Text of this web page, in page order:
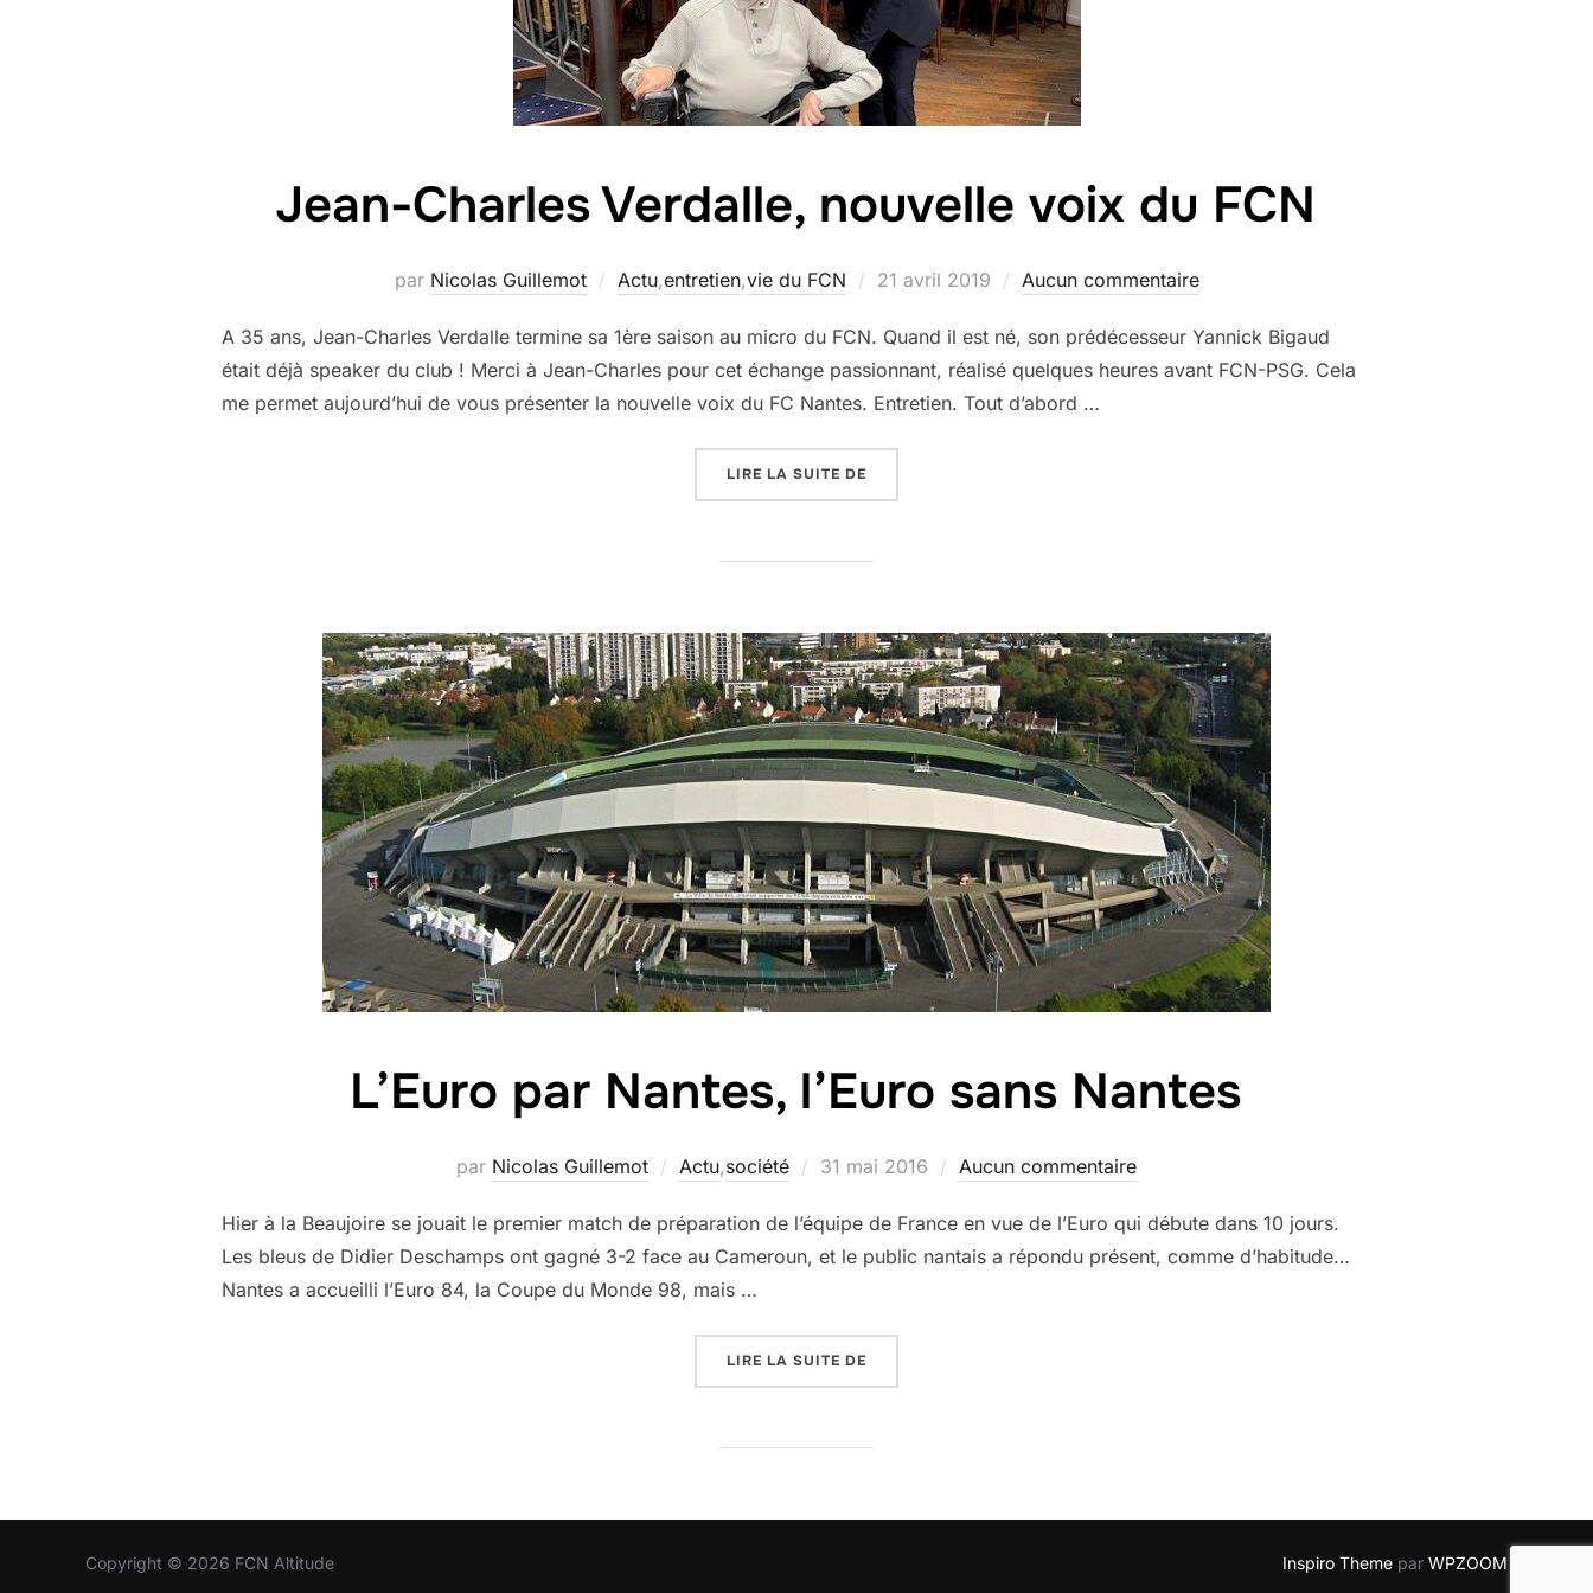
Jean-Charles Verdalle, nouvelle voix du FCN
par Nicolas Guillemot Actu,entretien,vie du FCN
Publié
21 avril 2019 Aucun commentaire
A 35 ans, Jean-Charles Verdalle termine sa 1ère saison au micro du FCN. Quand il est né, son prédécesseur Yannick Bigaud
était déjà speaker du club ! Merci à Jean-Charles pour cet échange passionnant, réalisé quelques heures avant FCN-PSG. Cela
me permet aujourd’hui de vous présenter la nouvelle voix du FC Nantes. Entretien. Tout d’abord …
LIRE LA SUITE DE
L’Euro par Nantes, l’Euro sans Nantes
par Nicolas Guillemot Actu,société
Publié
31 mai 2016 Aucun commentaire
Hier à la Beaujoire se jouait le premier match de préparation de l’équipe de France en vue de l’Euro qui débute dans 10 jours.
Les bleus de Didier Deschamps ont gagné 3-2 face au Cameroun, et le public nantais a répondu présent, comme d’habitude…
Nantes a accueilli l’Euro 84, la Coupe du Monde 98, mais …
LIRE LA SUITE DE
Copyright © 2026 FCN Altitude Inspiro Theme par WPZOOM